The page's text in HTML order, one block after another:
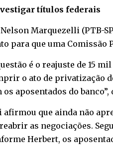
títulos federais
Nelson Marquezelli (PTB-
para que uma Comissão
é o reajuste de 15
o ato de privatização
aposentados do banco”,
que ainda não
as negociações.
Herbert, os